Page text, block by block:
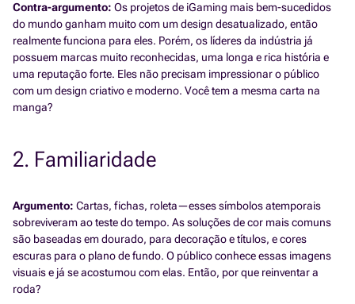
Contra-argumento: Os projetos de iGaming mais bem-sucedidos
do mundo ganham muito com um design desatualizado, então
realmente funciona para eles. Porém, os líderes da indústria já
possuem marcas muito reconhecidas, uma longa e rica história e
uma reputação forte. Eles não precisam impressionar o público
com um design criativo e moderno. Você tem a mesma carta na
manga?
2. Familiaridade
Argumento: Cartas, fichas, roleta—esses símbolos atemporais
sobreviveram ao teste do tempo. As soluções de cor mais comuns
são baseadas em dourado, para decoração e títulos, e cores
escuras para o plano de fundo. O público conhece essas imagens
visuais e já se acostumou com elas. Então, por que reinventar a
roda?